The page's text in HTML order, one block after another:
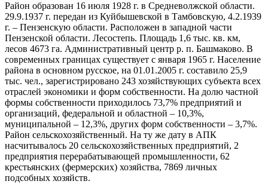
Район образован 16 июля 1928 г. в Средневолжской области.
29.9.1937 г. передан из Куйбышевской в Тамбовскую, 4.2.1939
г. – Пензенскую области. Расположен в западной части
Пензенской области. Лесостепь. Площадь 1,6 тыс. кв. км,
лесов 4673 га. Административный центр р. п. Башмаково. В
современных границах существует с января 1965 г. Население
района в основном русское, на 01.01.2005 г. составило 25,9
тыс. чел., зарегистрировано 243 хозяйствующих субъекта всех
отраслей экономики и форм собственности. На долю частной
формы собственности приходилось 73,7% предприятий и
организаций, федеральной и областной – 10,3%,
муниципальной – 12,3%, других форм собственности – 3,7%.
Район сельскохозяйственный. На ту же дату в АПК
насчитывалось 20 сельскохозяйственных предприятий, 2
предприятия перерабатывающей промышленности, 62
крестьянских (фермерских) хозяйства, 7869 личных
подсобных хозяйств.